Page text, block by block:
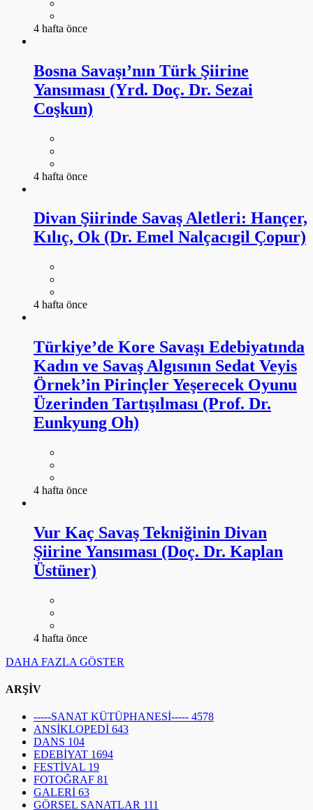
4 hafta önce
Bosna Savaşı’nın Türk Şiirine
Yansıması (Yrd. Doç. Dr. Sezai
Coşkun)
4 hafta önce
Divan Şiirinde Savaş Aletleri: Hançer,
Kılıç, Ok (Dr. Emel Nalçacıgil Çopur)
4 hafta önce
Türkiye’de Kore Savaşı Edebiyatında
Kadın ve Savaş Algısının Sedat Veyis
Örnek’in Pirinçler Yeşerecek Oyunu
Üzerinden Tartışılması (Prof. Dr.
Eunkyung Oh)
4 hafta önce
Vur Kaç Savaş Tekniğinin Divan
Şiirine Yansıması (Doç. Dr. Kaplan
Üstüner)
4 hafta önce
DAHA FAZLA GÖSTER
ARŞİV
-----SANAT KÜTÜPHANESİ----- 4578
ANSİKLOPEDİ 643
DANS 104
EDEBİYAT 1694
FESTİVAL 19
FOTOĞRAF 81
GALERİ 63
GÖRSEL SANATLAR 111